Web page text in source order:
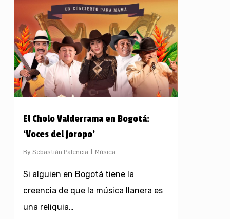
El Cholo Valderrama en Bogotá:
‘Voces del joropo’
By Sebastián Palencia Música
Si alguien en Bogotá tiene la
creencia de que la música llanera es
una reliquia…